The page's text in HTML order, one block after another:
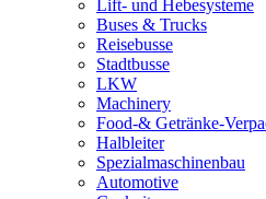
Lift- und Hebesysteme
Buses & Trucks
Reisebusse
Stadtbusse
LKW
Machinery
Food-& Getränke-
Halbleiter
Spezialmaschinenbau
Automotive